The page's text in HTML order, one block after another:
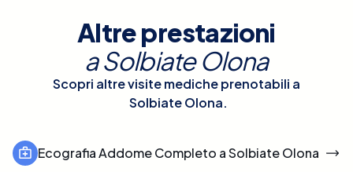
Altre prestazioni
aSolbiate Olona
Scopri altre visite mediche prenotabili a
Solbiate Olona.
Ecografia Addome Completo a Solbiate Olona